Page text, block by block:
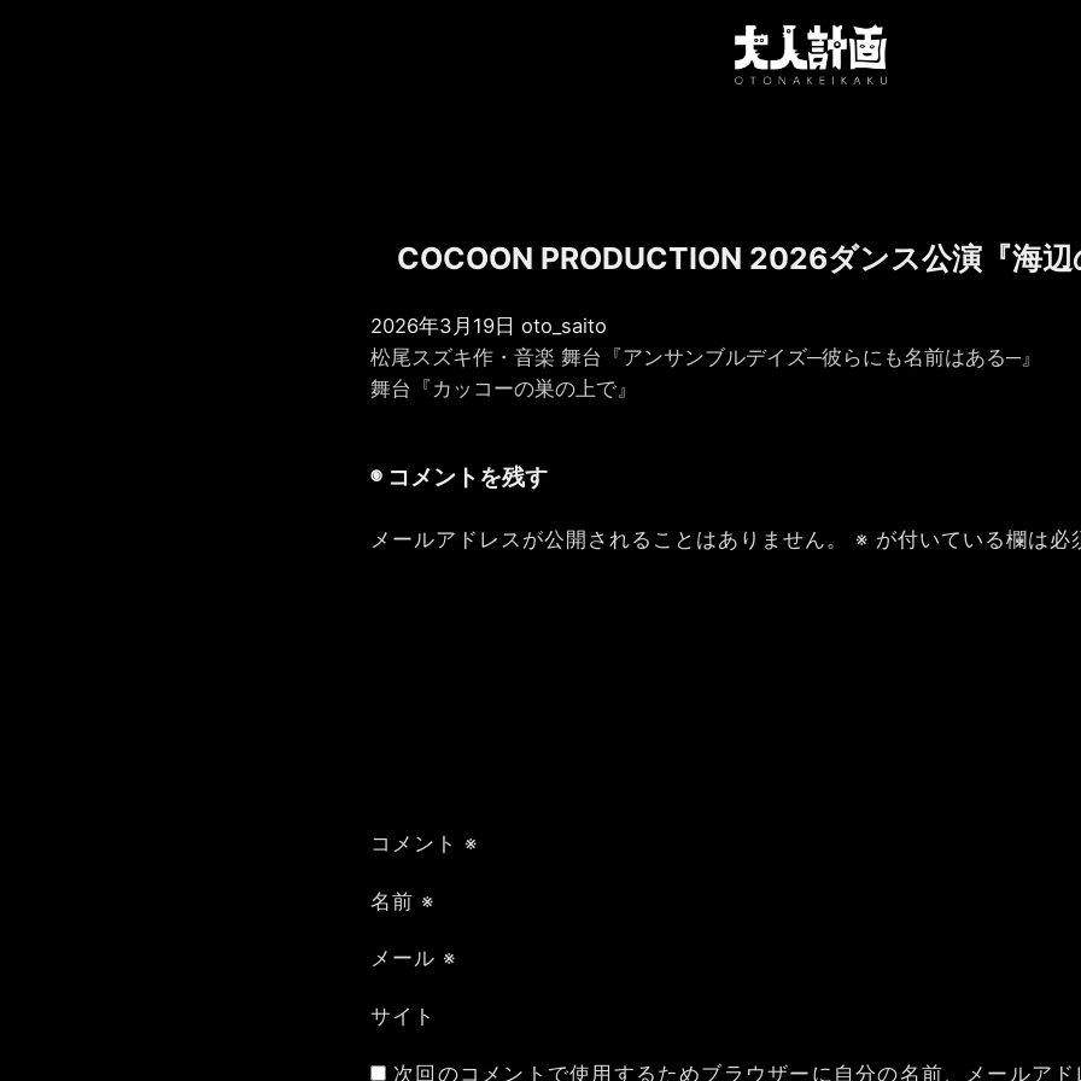
COCOON PRODUCTION 2026ダンス公演『海辺
2026年3月19日 oto_saito
投
稿
ビ
松尾スズキ作・音楽 舞台『アンサンブルデイズ─彼らにも名前はある─』
舞台『カッコーの巣の上で』
コメントを残す
メールアドレスが公開されることはありません。 ※ が付いている欄は必
コメント ※
名前 ※
メール ※
サイト
次回のコメントで使用するためブラウザーに自分の名前、メールア